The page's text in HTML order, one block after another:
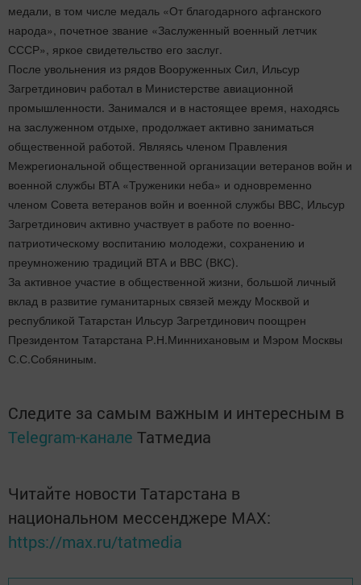
медали, в том числе медаль «От благодарного афганского
народа», почетное звание «Заслуженный военный летчик
СССР», яркое свидетельство его заслуг.
После увольнения из рядов Вооруженных Сил, Ильсур
Загретдинович работал в Министерстве авиационной
промышленности. Занимался и в настоящее время, находясь
на заслуженном отдыхе, продолжает активно заниматься
общественной работой. Являясь членом Правления
Межрегиональной общественной организации ветеранов войн и
военной службы ВТА «Труженики неба» и одновременно
членом Совета ветеранов войн и военной службы ВВС, Ильсур
Загретдинович активно участвует в работе по военно-
патриотическому воспитанию молодежи, сохранению и
преумножению традиций ВТА и ВВС (ВКС).
За активное участие в общественной жизни, большой личный
вклад в развитие гуманитарных связей между Москвой и
республикой Татарстан Ильсур Загретдинович поощрен
Президентом Татарстана Р.Н.Миннихановым и Мэром Москвы
С.С.Собяниным.
Следите за самым важным и интересным в
Telegram-канале Татмедиа
Читайте новости Татарстана в
национальном мессенджере MАХ:
https://max.ru/tatmedia